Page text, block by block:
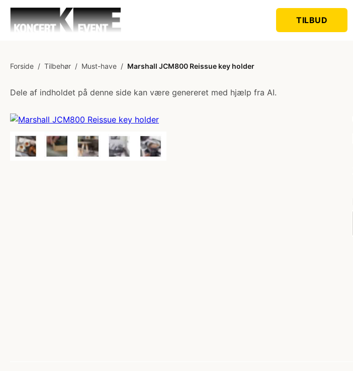
TILBUD
Forside / Tilbehør / Must-have / Marshall JCM800 Reissue key holder
Dele af indholdet på denne side kan være genereret med hjælp fra AI.